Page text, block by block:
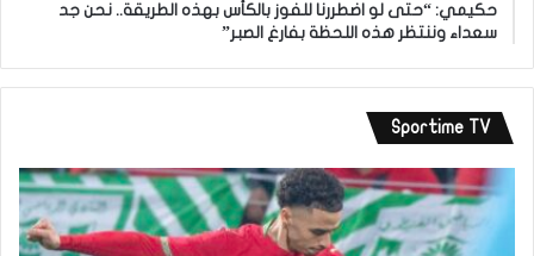
حكيمي: “حتى لو اضطررنا للفوز بالكأس بهذه الطريقة.. نحن جد
سعداء وننتظر هذه اللحظة بفارغ الصبر”
Sportime TV